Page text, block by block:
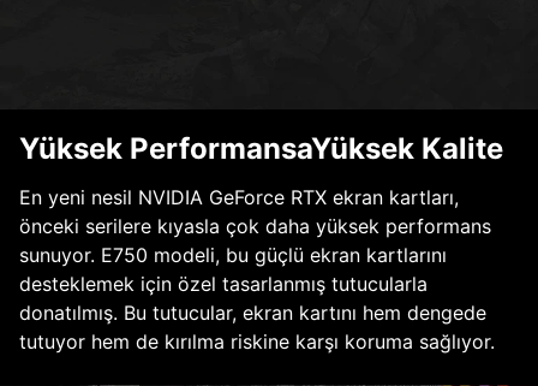
Yüksek PerformansaYüksek Kalite
En yeni nesil NVIDIA GeForce RTX ekran kartları,
önceki serilere kıyasla çok daha yüksek performans
sunuyor. E750 modeli, bu güçlü ekran kartlarını
desteklemek için özel tasarlanmış tutucularla
donatılmış. Bu tutucular, ekran kartını hem dengede
tutuyor hem de kırılma riskine karşı koruma sağlıyor.